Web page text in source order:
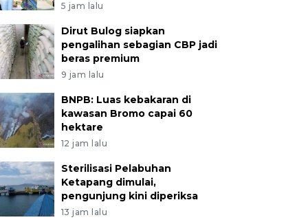
5 jam lalu
Dirut Bulog siapkan
pengalihan sebagian CBP jadi
beras premium
9 jam lalu
BNPB: Luas kebakaran di
kawasan Bromo capai 60
hektare
12 jam lalu
Sterilisasi Pelabuhan
Ketapang dimulai,
pengunjung kini diperiksa
13 jam lalu